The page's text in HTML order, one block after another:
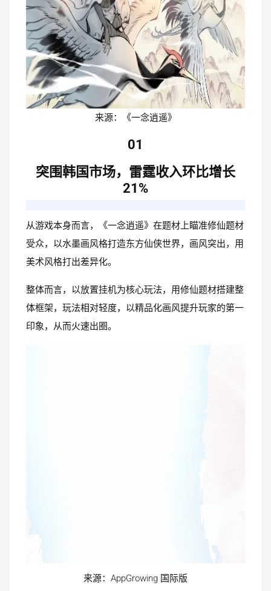
来源：《一念逍遥》
01
突围韩国市场， 雷霆收入环比增长
21%
从游戏本身而言，《一念逍遥》在题材上瞄准修仙题材
受众，以水墨画风格打造东方仙侠世界，画风突出，用
美术风格打出差异化。
整体而言，以放置挂机为核心玩法，用修仙题材搭建整
体框架，玩法相对轻度，以精品化画风提升玩家的第一
印象，从而火速出圈。
来源：AppGrowing 国际版